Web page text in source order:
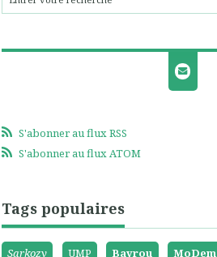
S'abonner au flux RSS
S'abonner au flux ATOM
Tags populaires
Sarkozy UMP Bayrou MoDem